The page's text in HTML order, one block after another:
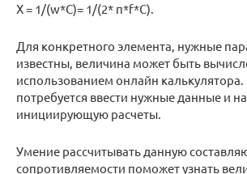
X = 1/(w*C)= 1/(2* π*f*C).
Для конкретного элемента, нужные
известны, величина может быть
использованием онлайн
потребуется ввести нужные данные и
инициирующую расчеты.
Умение рассчитывать данную
сопротивляемости поможет узнать